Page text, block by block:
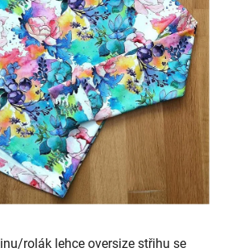
rolák lehce oversize střihu se